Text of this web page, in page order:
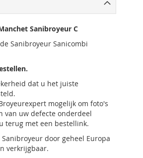
Sanibroyeur C
Sanibroyeur Sanicombi
dat u het juiste
mogelijk om foto's
van uw defecte onderdeel
terug met een bestellink.
door geheel Europa
verkrijgbaar.